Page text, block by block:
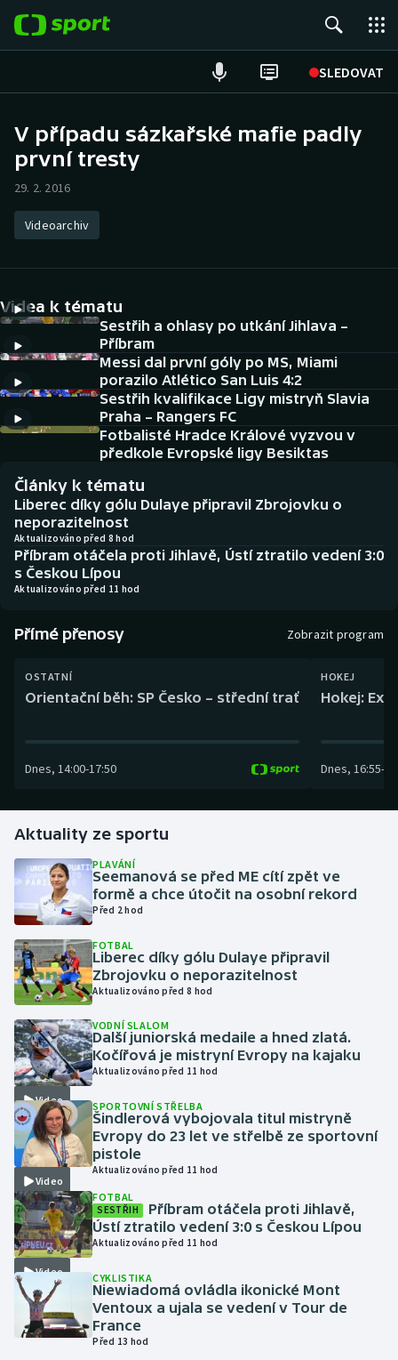
SLEDOVAT
Hokej
Atletika
DALŠÍ SPORTY
Americký fotbal
Baseball a softbal
Biatlon
Boby a skeleton
Box
Curling
Dostihy
Gymnastika
Házená
Jezdectví
Judo
Krasobruslení
Lezení
Lyže a snowboard
Moderní pětiboj
Motorsport
Olympijské hry
Parasport
Plavání
Plážový volejbal
NEPŘEHLÉDNĚTE
Historické návraty
Aplikace ČT sport
AZ kvíz
V případu sázkařské mafie padly
první tresty
29. 2. 2016
Videoarchiv
Videa k tématu
Sestřih a ohlasy po utkání Jihlava –
Příbram
Messi dal první góly po MS, Miami
porazilo Atlético San Luis 4:2
Sestřih kvalifikace Ligy mistryň Slavia
Praha – Rangers FC
Fotbalisté Hradce Králové vyzvou v
předkole Evropské ligy Besiktas
Články k tématu
Liberec díky gólu Dulaye připravil Zbrojovku o
neporazitelnost
Aktualizováno před 8 hod
Příbram otáčela proti Jihlavě, Ústí ztratilo vedení 3:0
s Českou Lípou
Aktualizováno před 11 hod
Přímé přenosy Zobrazit program
OSTATNÍ
Orientační běh: SP Česko – střední trať
Dnes, 14:00-17:50
HOKEJ
Hokej:
Dnes, 16:55-
Aktuality ze sportu
PLAVÁNÍ
Seemanová se před ME cítí zpět ve
formě a chce útočit na osobní rekord
Před 2 hod
FOTBAL
Liberec díky gólu Dulaye připravil
Zbrojovku o neporazitelnost
Aktualizováno před 8 hod
Video
VODNÍ SLALOM
Další juniorská medaile a hned zlatá.
Kočířová je mistryní Evropy na kajaku
Aktualizováno před 11 hod
Video
SPORTOVNÍ STŘELBA
Šindlerová vybojovala titul mistryně
Evropy do 23 let ve střelbě ze sportovní
pistole
Aktualizováno před 11 hod
Video
FOTBAL
SESTŘIH
Příbram otáčela proti Jihlavě,
Ústí ztratilo vedení 3:0 s Českou Lípou
Aktualizováno před 11 hod
CYKLISTIKA
Niewiadomá ovládla ikonické Mont
Ventoux a ujala se vedení v Tour de
France
Před 13 hod